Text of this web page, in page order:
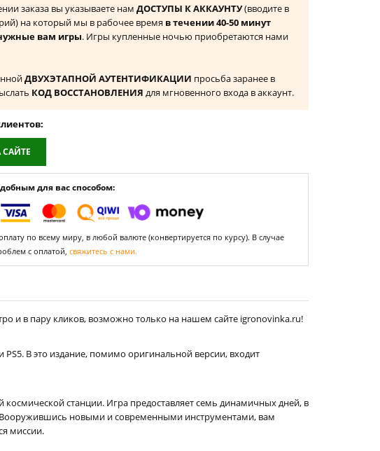
заказа вы указываете нам ДОСТУПЫ К АККАУНТУ(вводите в
на который мы в рабочее время в течении 40-50 минут
вам игры. Игры купленные ночью приобретаются нами
ДВУХЭТАПНОЙ АУТЕНТИФИКАЦИИ просьба заранее в
КОД ВОССТАНОВЛЕНИЯ для мгновенного входа в аккаунт.
для вас способом:
по всему миру, в любой валюте (конвертируется по курсу). В случае
с оплатой, свяжитесь с нами.
и в пару кликов, возможно только на нашем сайте igronovinka.ru!
PS5. В это издание, помимо оригинальной версии, входит
станции. Игра предоставляет семь динамичных дней, в
Вооружившись новыми и современными инструментами, вам
миссии.